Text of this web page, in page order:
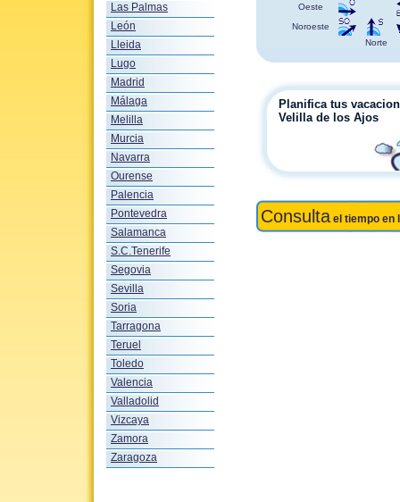
Las Palmas
León
Lleida
Lugo
Madrid
Málaga
Melilla
Murcia
Navarra
Ourense
Palencia
Pontevedra
Salamanca
S.C.Tenerife
Segovia
Sevilla
Soria
Tarragona
Teruel
Toledo
Valencia
Valladolid
Vizcaya
Zamora
Zaragoza
Oeste
Noroeste
Norte
Planifica tus
Velilla de los Ajos
Consulta el tiempo en